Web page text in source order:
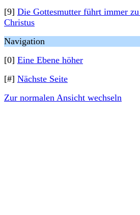
[9] Die Gottesmutter führt immer zu
Christus
Navigation
[0] Eine Ebene höher
[#] Nächste Seite
Zur normalen Ansicht wechseln